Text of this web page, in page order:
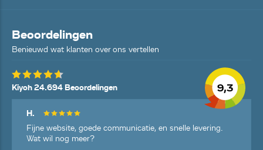
Beoordelingen
Benieuwd wat klanten over ons vertellen
9,3
Kiyoh 24.694 Beoordelingen
H.
Fijne website, goede communicatie, en snelle levering.
Wat wil nog meer?